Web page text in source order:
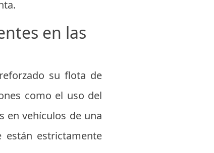
en las
su flota de
como el uso del
en vehículos de una
están estrictamente